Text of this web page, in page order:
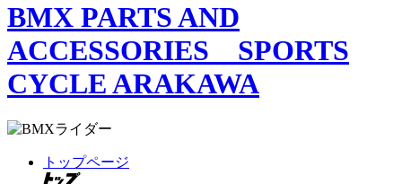
BMX PARTS AND
ACCESSORIES SPORTS
CYCLE ARAKAWA
トップページ